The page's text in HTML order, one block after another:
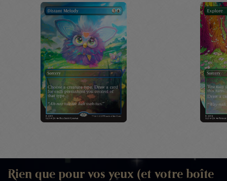
Rien que pour vos yeux (et votre boîte